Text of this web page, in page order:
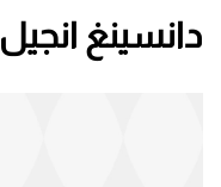
دانسينغ انجيل